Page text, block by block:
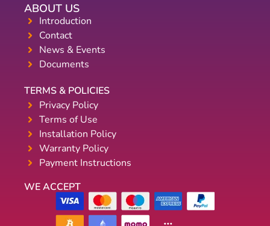
ABOUT US
Introduction
Contact
News & Events
Documents
TERMS & POLICIES
Privacy Policy
Terms of Use
Installation Policy
Warranty Policy
Payment Instructions
WE ACCEPT